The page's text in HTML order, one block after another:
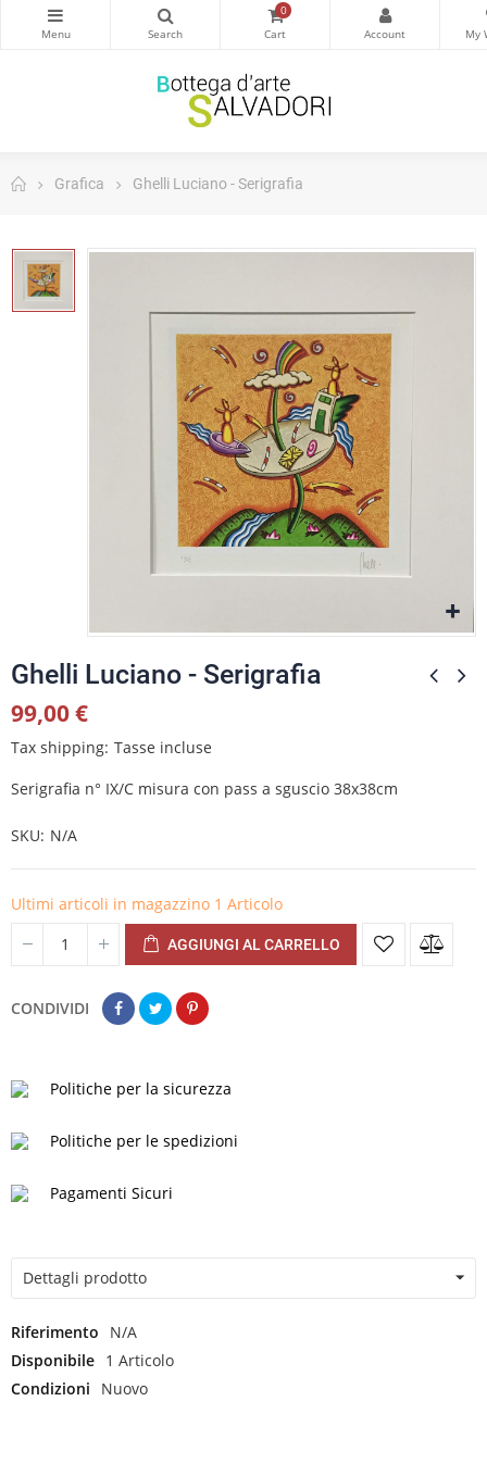
0
Grafica Ghelli Luciano - Serigrafia
Ghelli Luciano - Serigrafia
99,00 €
Tax shipping Tasse incluse
Serigrafia n° IX/C misura con pass a sguscio 38x38cm
SKU N/A
Ultimi articoli in magazzino 1 Articolo
AGGIUNGI AL CARRELLO
CONDIVIDI
Politiche per la sicurezza
Politiche per le spedizioni
Pagamenti Sicuri
Dettagli prodotto
Riferimento
N/A
Disponibile 1 Articolo
Condizioni
Nuovo